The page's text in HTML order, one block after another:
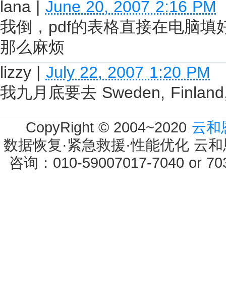
lana | June 20, 2007 2:16 PM
我倒，pdf的表格直接在电脑填
那么麻烦
lizzy | July 22, 2007 1:20 PM
我九月底要去 Sweden,
CopyRight © 2004~2020 云和
数据恢复·紧急救援·性能优化 云
咨询：010-59007017-7040 or